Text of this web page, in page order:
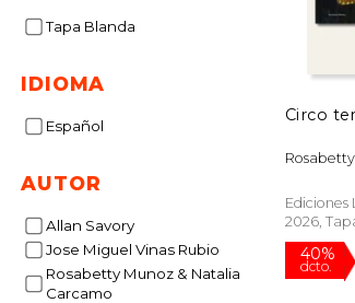
Tapa Blanda
IDIOMA
Español
AUTOR
Allan Savory
Jose Miguel Vinas Rubio
Rosabetty Munoz & Natalia
Carcamo
Circo
Ediciones
2026,